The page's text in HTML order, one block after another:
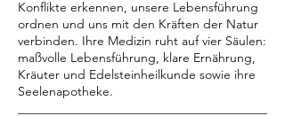
Konflikte erkennen, unsere Lebensführung
ordnen und uns mit den Kräften der Natur
verbinden. Ihre Medizin ruht auf vier Säulen:
maßvolle Lebensführung, klare Ernährung,
Kräuter und Edelsteinheilkunde sowie ihre
Seelenapotheke.